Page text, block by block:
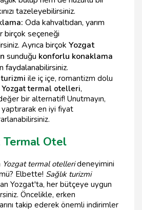
tazeleyebilirsiniz.
Oda kahvaltıdan, yarım
birçok seçeneği
Ayrıca birçok Yozgat
sunduğu konforlu konaklama
faydalanabilirsiniz.
turizmi ile iç içe, romantizm dolu
Yozgat termal otelleri,
bir alternatif! Unutmayın,
en iyi fiyat
Termal Otel
Yozgat termal otellerideneyimini
Elbette! Sağlık turizmi
Yozgat'ta, her bütçeye uygun
Öncelikle, erken
takip ederek önemli indirimler